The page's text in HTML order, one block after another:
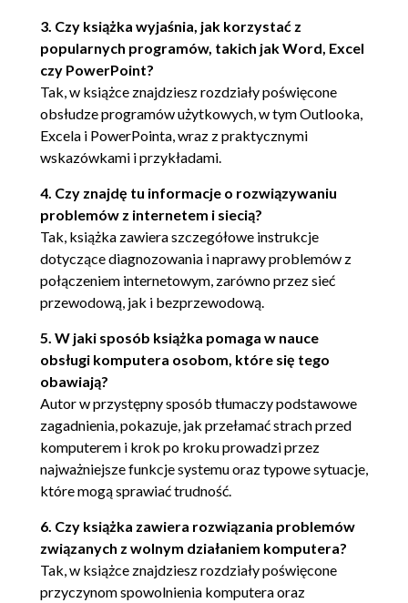
46. Wyłączanie komputera (66)
47. Komputer jak żółw (67)
48. Komputer jak żółw - problemy z pamięcią? (68)
49. Gniazda, gniazdeczka i wtyczki (69)
50. Wiersz polecenia Twoim przyjacielem jest! (70)
51. Dostosowywanie wiersza polecenia (71)
53. Praca w konsoli - poruszanie się po systemie
plików (76)
54. Praca w konsoli - podstawowe operacje na plikach
(78)
55. DirectX - problemy z grami i nie tylko (79)
56. Błyskawiczny kosz (80)
3. Czy książka wyjaśnia, jak korzystać z
popularnych programów, takich jak Word, Excel
czy PowerPoint?
Tak, w książce znajdziesz rozdziały poświęcone
obsłudze programów użytkowych, w tym Outlooka,
Excela i PowerPointa, wraz z praktycznymi
wskazówkami i przykładami.
4. Czy znajdę tu informacje o rozwiązywaniu
problemów z internetem i siecią?
Tak, książka zawiera szczegółowe instrukcje
dotyczące diagnozowania i naprawy problemów z
połączeniem internetowym, zarówno przez sieć
przewodową, jak i bezprzewodową.
5. W jaki sposób książka pomaga w nauce
obsługi komputera osobom, które się tego
obawiają?
Autor w przystępny sposób tłumaczy podstawowe
zagadnienia, pokazuje, jak przełamać strach przed
komputerem i krok po kroku prowadzi przez
najważniejsze funkcje systemu oraz typowe sytuacje,
które mogą sprawiać trudność.
6. Czy książka zawiera rozwiązania problemów
związanych z wolnym działaniem komputera?
Tak, w książce znajdziesz rozdziały poświęcone
przyczynom spowolnienia komputera oraz